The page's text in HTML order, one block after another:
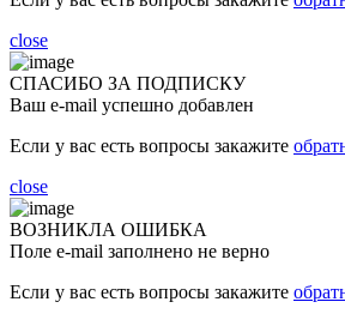
close
СПАСИБО ЗА ПОДПИСКУ
Ваш e-mail успешно добавлен
Если у вас есть вопросы закажите
close
ВОЗНИКЛА ОШИБКА
Поле e-mail заполнено не верно
Если у вас есть вопросы закажите